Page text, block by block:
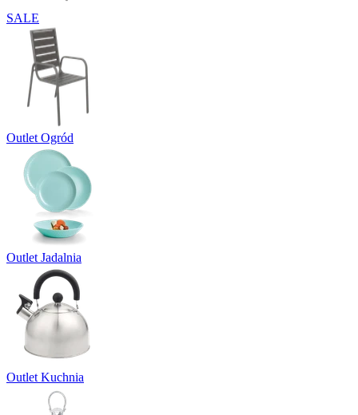
SALE
Outlet Ogród
Outlet Jadalnia
Outlet Kuchnia